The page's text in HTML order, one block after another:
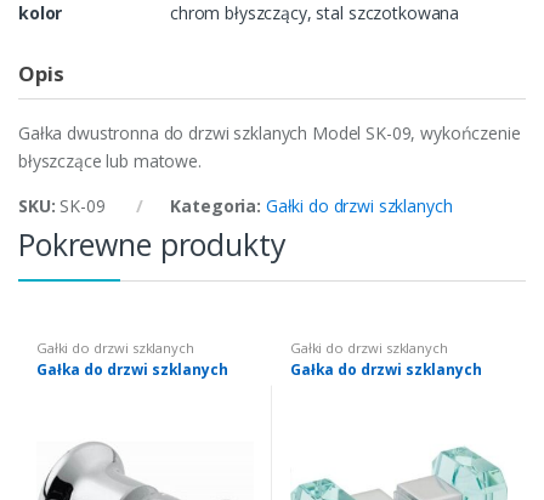
kolor chrom błyszczący, stal szczotkowana
Opis
Gałka dwustronna do drzwi szklanych Model SK-09, wykończenie
błyszczące lub matowe.
SKU: SK-09 Kategoria: Gałki do drzwi szklanych
Pokrewne produkty
Gałki do drzwi szklanych
Gałka do drzwi szklanych
Gałki do drzwi szklanych
Gałka do drzwi szklanych